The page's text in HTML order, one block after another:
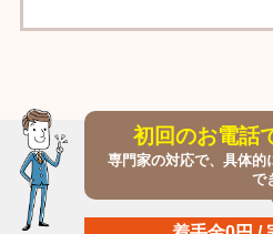
初回のお電話
専門家の対応で、具体的
で